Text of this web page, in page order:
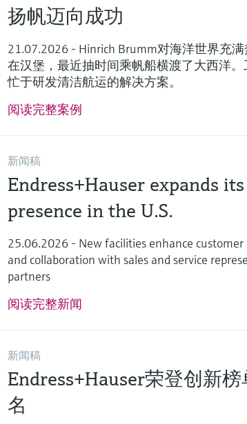
扬帆迈向成功
21.07.2026 - Hinrich Brumm对海洋世界充
在汉堡，最近抽时间乘帆船横渡了大西洋
忙于研发清洁航运的解决方案。
阅读完整案例
新闻稿
Endress+Hauser expands its
presence in the U.S.
25.06.2026 - New facilities enhance
and collaboration with sales and service
partners
阅读完整新闻
新闻稿
Endress+Hauser荣登创新
名